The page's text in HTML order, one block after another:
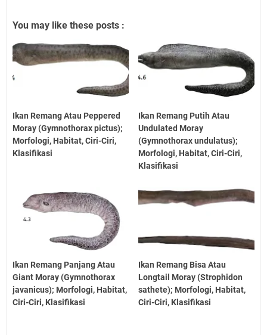
You may like these posts :
Ikan Remang Atau Peppered
Moray (Gymnothorax pictus);
Morfologi, Habitat, Ciri-Ciri,
Klasifikasi
Ikan Remang Putih Atau
Undulated Moray
(Gymnothorax undulatus);
Morfologi, Habitat, Ciri-Ciri,
Klasifikasi
Ikan Remang Panjang Atau
Giant Moray (Gymnothorax
javanicus); Morfologi, Habitat,
Ciri-Ciri, Klasifikasi
Ikan Remang Bisa Atau
Longtail Moray (Strophidon
sathete); Morfologi, Habitat,
Ciri-Ciri, Klasifikasi